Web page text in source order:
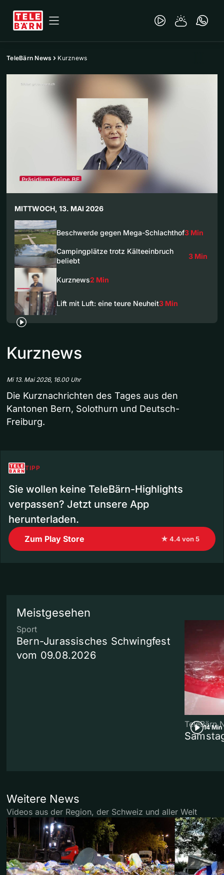
TeleBärn News Kurznews
MITTWOCH, 13. MAI 2026
Beschwerde gegen Mega-Schlachthof3 Min
Campingplätze trotz Kälteeinbruch
beliebt
3 Min
Kurznews2 Min
Lift mit Luft: eine teure Neuheit3 Min
Kurznews
Mi 13. Mai 2026, 16.00 Uhr
Die Kurznachrichten des Tages aus den
Kantonen Bern, Solothurn und Deutsch-
Freiburg.
TIPP
Sie wollen keine TeleBärn-Highlights
verpassen? Jetzt unsere App
herunterladen.
Zum Play Store ★ 4.4 von 5
Meistgesehen
Sport
Bern-Jurassisches Schwingfest
vom 09.08.2026
14 Min
TeleBärn
Weitere News
Videos aus der Region, der Schweiz und aller Welt